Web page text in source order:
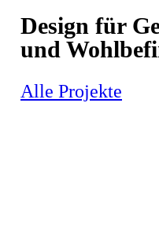
Design für
und
Alle Projekte